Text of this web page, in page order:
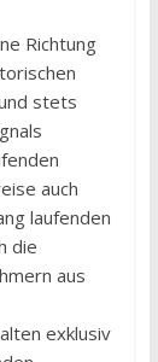
Richtung
stets
auch
laufenden
die
aus
exklusiv